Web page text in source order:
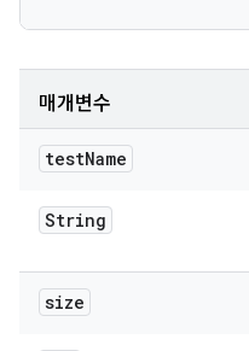
매개변수
testName
String
size